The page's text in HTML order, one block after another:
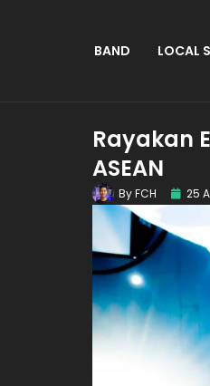
BAND LOCAL
Rayakan
ASEAN
ByFCH 25